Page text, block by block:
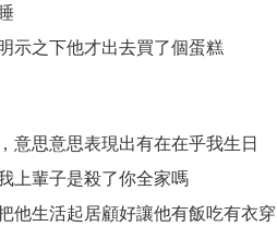
示之下他才出去買了個蛋糕
意思意思表現出有在在乎我生日
上輩子是殺了你全家嗎
他生活起居顧好讓他有飯吃有衣穿